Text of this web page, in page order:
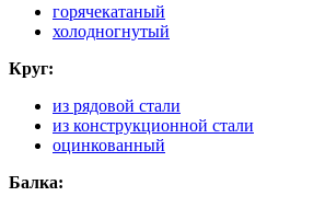
горячекатаный
холодногнутый
Круг:
из рядовой стали
из конструкционной стали
оцинкованный
Балка: